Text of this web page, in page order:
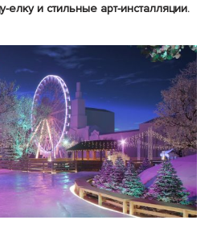
и стильные арт-инсталляции.